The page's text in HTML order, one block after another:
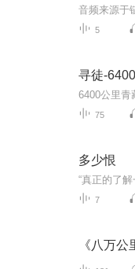
5
寻徒-
75
多少恨
7
《八万公